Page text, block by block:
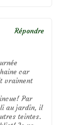
car
vraiment
Par
au jardin, il
teintes.
Répondre